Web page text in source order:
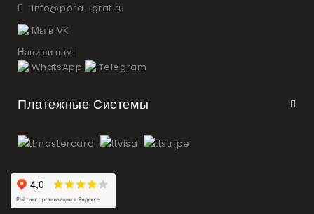
info@pora-igrat.ru
Мы в VK
Напиши нам:
WhatsApp
Telegram
Платежные Системы